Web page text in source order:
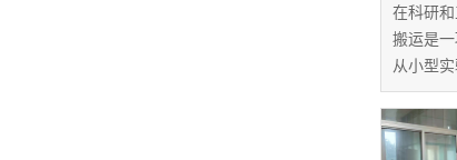
在科研
搬运是一
从小型
器，安
备完整性
验仪器搬